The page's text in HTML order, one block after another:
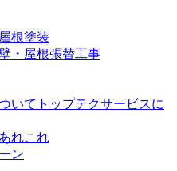
根塗装
・屋根張替工事
トップテクサービスに
れこれ
ン